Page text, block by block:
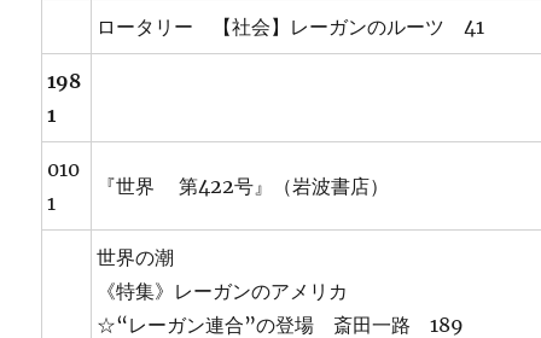
ロータリー 【社会】レーガンのルーツ 41
198
1
010
1
『世界 第422号』（岩波書店）
世界の潮
《特集》レーガンのアメリカ
☆“レーガン連合”の登場 斎田一路 189